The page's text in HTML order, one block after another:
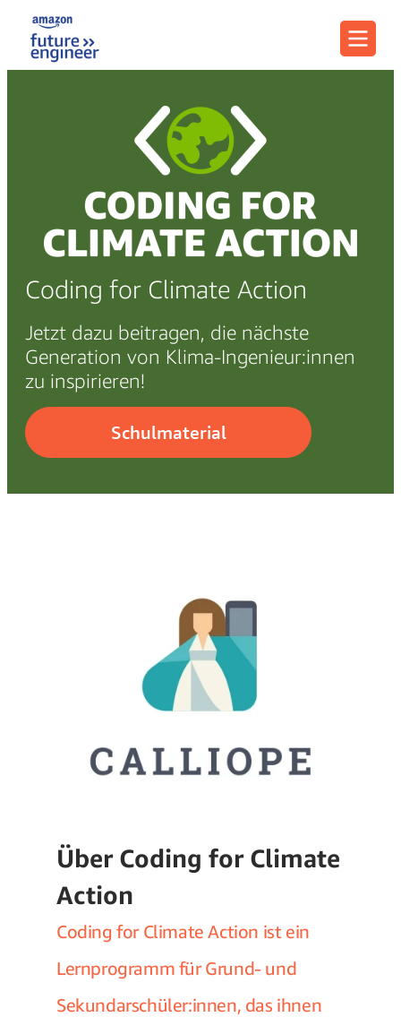
Menu
Coding for Climate Action
Jetzt dazu beitragen, die nächste
Generation von Klima-Ingenieur:innen
zu inspirieren!
Schulmaterial
Über Coding for Climate
Action
Coding for Climate Action ist ein
Lernprogramm für Grund- und
Sekundarschüler:innen, das ihnen